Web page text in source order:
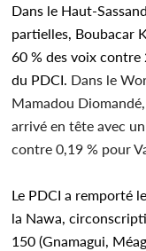
Dans le Haut-
partielles, Boubacar
60 % des voix
du PDCI. Dans le
Mamadou
arrivé en tête avec
contre 0,19 % pour
Le PDCI a remporté
la Nawa,
150 (Gnamagui,